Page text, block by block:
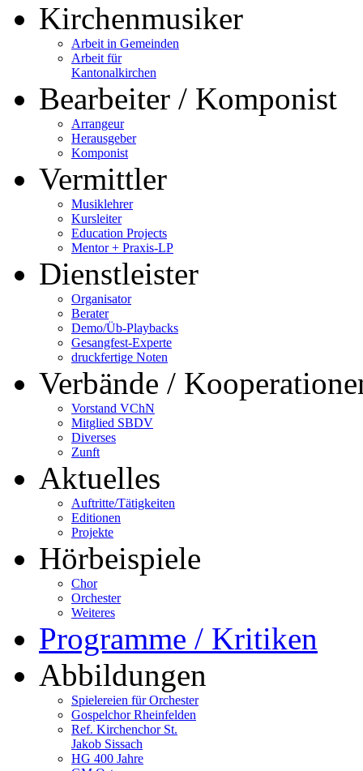
Kirchenmusiker
Arbeit in Gemeinden
Arbeit für
Kantonalkirchen
Bearbeiter / Komponist
Arrangeur
Herausgeber
Komponist
Vermittler
Musiklehrer
Kursleiter
Education Projects
Mentor + Praxis-LP
Dienstleister
Organisator
Berater
Demo/Üb-Playbacks
Gesangfest-Experte
druckfertige Noten
Verbände /
Vorstand VChN
Mitglied SBDV
Diverses
Zunft
Aktuelles
Auftritte/Tätigkeiten
Editionen
Projekte
Hörbeispiele
Chor
Orchester
Weiteres
Programme / Kritiken
Abbildungen
Spielereien für Orchester
Gospelchor Rheinfelden
Ref. Kirchenchor St.
Jakob Sissach
HG 400 Jahre